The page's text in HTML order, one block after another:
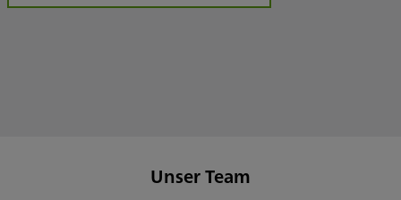
Unser Team